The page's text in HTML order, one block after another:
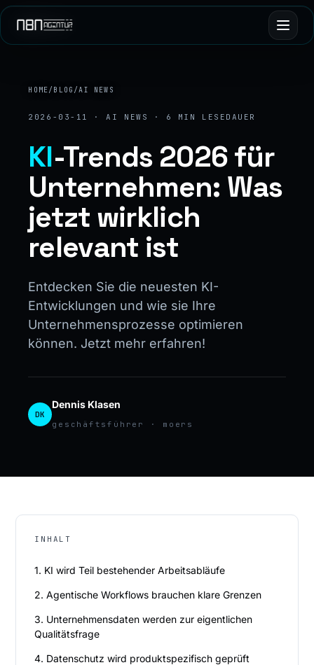
HOME/ BLOG /AI NEWS
2026-03-11 · AI NEWS · 6 MIN LESEDAUER
KI-Trends 2026 für
Unternehmen: Was
jetzt wirklich
relevant ist
Entdecken Sie die neuesten KI-
Entwicklungen und wie sie Ihre
Unternehmensprozesse optimieren
können. Jetzt mehr erfahren!
DK
Dennis Klasen
geschäftsführer · moers
INHALT
1. KI wird Teil bestehender Arbeitsabläufe
2. Agentische Workflows brauchen klare Grenzen
3. Unternehmensdaten werden zur eigentlichen
Qualitätsfrage
4. Datenschutz wird produktspezifisch geprüft